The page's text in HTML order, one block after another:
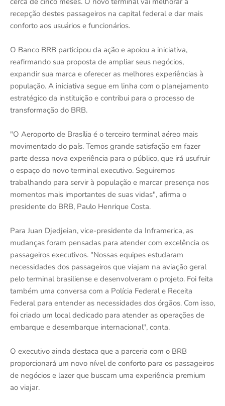
recepção destes passageiros na capital federal e dar mais
conforto aos usuários e funcionários.
O Banco BRB participou da ação e apoiou a iniciativa,
reafirmando sua proposta de ampliar seus negócios,
expandir sua marca e oferecer as melhores experiências à
população. A iniciativa segue em linha com o planejamento
estratégico da instituição e contribui para o processo de
transformação do BRB.
"O Aeroporto de Brasília é o terceiro terminal aéreo mais
movimentado do país. Temos grande satisfação em fazer
parte dessa nova experiência para o público, que irá usufruir
o espaço do novo terminal executivo. Seguiremos
trabalhando para servir à população e marcar presença nos
momentos mais importantes de suas vidas", afirma o
presidente do BRB, Paulo Henrique Costa.
Para Juan Djedjeian, vice-presidente da Inframerica, as
mudanças foram pensadas para atender com excelência os
passageiros executivos. "Nossas equipes estudaram
necessidades dos passageiros que viajam na aviação geral
pelo terminal brasiliense e desenvolveram o projeto. Foi feita
também uma conversa com a Polícia Federal e Receita
Federal para entender as necessidades dos órgãos. Com isso,
foi criado um local dedicado para atender as operações de
embarque e desembarque internacional", conta.
O executivo ainda destaca que a parceria com o BRB
proporcionará um novo nível de conforto para os passageiros
de negócios e lazer que buscam uma experiência premium
ao viajar.